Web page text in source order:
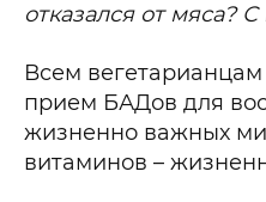
отказался от мяса?
Всем
прием БАДов для
жизненно важных
витаминов –